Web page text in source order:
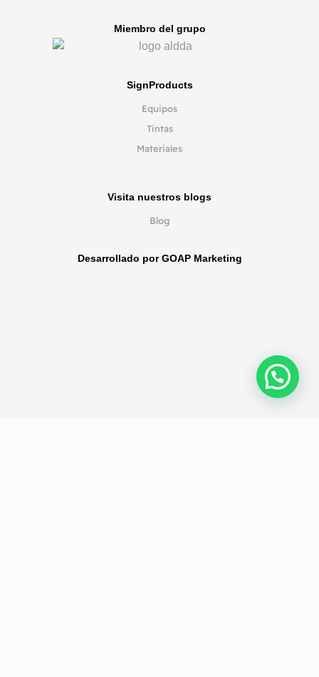
Miembro del grupo
SignProducts
Equipos
Tintas
Materiales
Desarrollado por GOAP Marketing
Visita nuestros blogs
Blog